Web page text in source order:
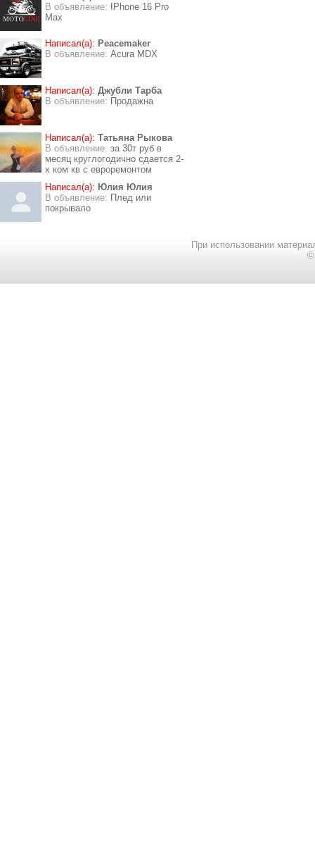
В объявление:
IPhone 16 Pro
Max
Написал(а): Peacemaker
В объявление: Acura MDX
Написал(а): Джубли Тарба
В объявление: Продажна
Написал(а): Татьяна Рыкова
В объявление: за 30т руб в
месяц круглогодично сдается 2-
х ком кв с евроремонтом
Написал(а): Юлия Юлия
В объявление: Плед или
покрывало
При использовании